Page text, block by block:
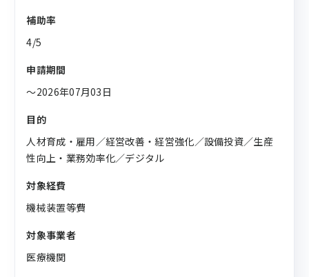
補助率
4/5
申請期間
〜2026年07月03日
目的
人材育成・雇用／経営改善・経営強化／設備投資／生産
性向上・業務効率化／デジタル
対象経費
機械装置等費
対象事業者
医療機関